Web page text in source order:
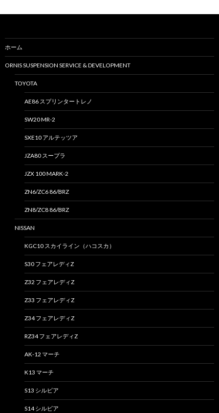
ホーム
ORNIS SUSPENSION SERVICE & DEVELOPMENT
TOYOTA
AE86 スプリンタートレノ
SW20 MR-2
SXE10 アルテッツア
JZA80 スープラ
JZX 100 MARK-2
ZN6/ZC6 86/BRZ
ZN8/ZC8 86/BRZ
NISSAN
KGC10 スカイライン（ハコスカ）
S30 フェアレディZ
Z32 フェアレディZ
Z33 フェアレディZ
Z34 フェアレディZ
RZ34 フェアレディZ
AK-12 マーチ
K13 マーチ
S13 シルビア
S14 シルビア